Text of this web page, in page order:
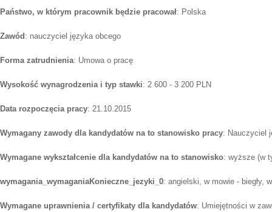
Państwo, w którym pracownik będzie pracował: Polska
Zawód : nauczyciel języka obcego
Forma zatrudnienia: Umowa o pracę
Wysokość wynagrodzenia i typ stawki: 2 600 - 3 200 PLN
Data rozpoczęcia pracy: 21.10.2015
Wymagany zawody dla kandydatów na to stanowisko pracy: Nauczyciel
Wymagane wykształcenie dla kandydatów na to stanowisko: wyższe (w
wymagania_wymaganiaKonieczne_jezyki_0: angielski, w mowie - biegły,
Wymagane uprawnienia / certyfikaty dla kandydatów: Umiejętności w